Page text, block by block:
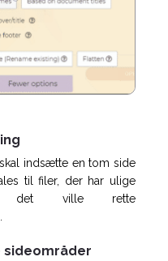
indsætte en tom side
til filer, der har ulige
det ville rette
sideområder